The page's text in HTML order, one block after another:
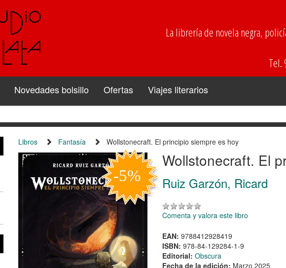
La librería de novela negra,
Tel.
Novedades bolsillo Ofertas Viajes literarios
Libros Fantasía Wollstonecraft. El principio siempre es hoy
Wollstonecraft. El
Ruiz Garzón, Ricard
Comenta y valora este libro
EAN: 9788412928419
ISBN: 978-84-129284-1-9
Editorial: Obscura
Fecha de la edición: Marzo 2025